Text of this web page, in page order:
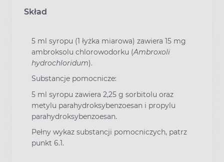
Skład
5 ml syropu (1 łyżka miarowa) zawiera 15 mg
ambroksolu chlorowodorku (Ambroxoli
hydrochloridum).
Substancje pomocnicze:
5 ml syropu zawiera 2,25 g sorbitolu oraz
metylu parahydroksybenzoesan i propylu
parahydroksybenzoesan.
Pełny wykaz substancji pomocniczych, patrz
punkt 6.1.